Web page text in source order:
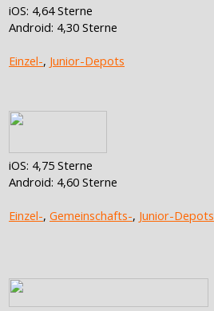
iOS: 4,64 Sterne
Android: 4,30 Sterne
Einzel-, Junior-Depots
iOS: 4,75 Sterne
Android: 4,60 Sterne
Einzel-, Gemeinschafts-, Junior-Depots